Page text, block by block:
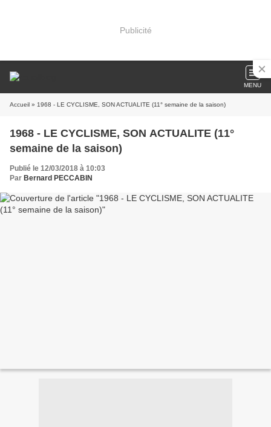
Publicité
MENU
Accueil » 1968 - LE CYCLISME, SON ACTUALITE (11° semaine de la saison)
1968 - LE CYCLISME, SON ACTUALITE (11°
semaine de la saison)
Publié le 12/03/2018 à 10:03
Par Bernard PECCABIN